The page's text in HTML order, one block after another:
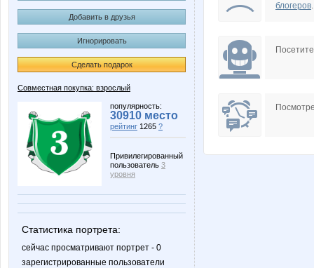
Добавить в друзья
Игнорировать
Сделать подарок
Совместная покупка: взрослый
популярность:
30910 место
рейтинг 1265 ?
Привилегированный
пользователь 3
уровня
Статистика портрета:
сейчас просматривают портрет - 0
зарегистрированные пользователи
блогеров.